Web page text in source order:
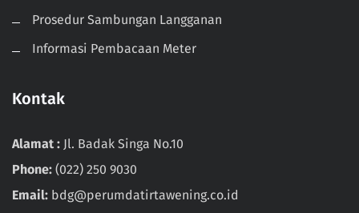
Prosedur Sambungan Langganan
Informasi Pembacaan Meter
Kontak
Alamat : Jl. Badak Singa No.10
Phone: (022) 250 9030
Email: bdg@perumdatirtawening.co.id